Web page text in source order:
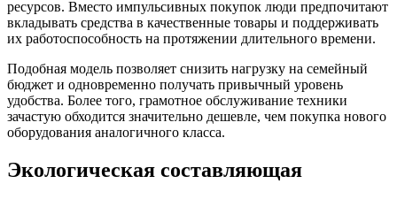
ресурсов. Вместо импульсивных покупок люди предпочитают
вкладывать средства в качественные товары и поддерживать
их работоспособность на протяжении длительного времени.
Подобная модель позволяет снизить нагрузку на семейный
бюджет и одновременно получать привычный уровень
удобства. Более того, грамотное обслуживание техники
зачастую обходится значительно дешевле, чем покупка нового
оборудования аналогичного класса.
Экологическая составляющая